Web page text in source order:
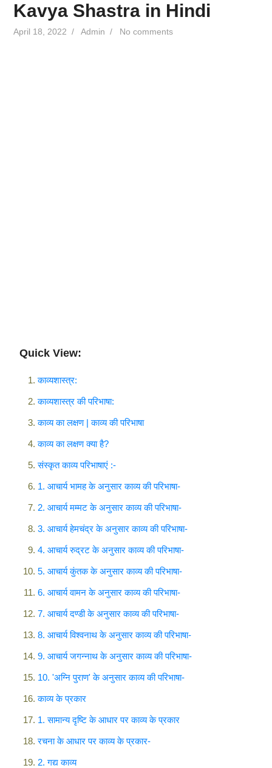
Kavya Shastra in Hindi
April 18, 2022 /Admin / No comments
Quick View:
काव्यशास्त्र:
काव्यशास्त्र की परिभाषा:
काव्य का लक्षण | काव्य की परिभाषा
काव्य का लक्षण क्या है?
संस्कृत काव्य परिभाषाएं :-
1. आचार्य भामह के अनुसार काव्य की परिभाषा-
2. आचार्य मम्मट के अनुसार काव्य की परिभाषा-
3. आचार्य हेमचंद्र के अनुसार काव्य की परिभाषा-
4. आचार्य रुद्रट के अनुसार काव्य की परिभाषा-
5. आचार्य कुंतक के अनुसार काव्य की परिभाषा-
6. आचार्य वामन के अनुसार काव्य की परिभाषा-
7. आचार्य दण्डी के अनुसार काव्य की परिभाषा-
8. आचार्य विश्वनाथ के अनुसार काव्य की परिभाषा-
9. आचार्य जगन्नाथ के अनुसार काव्य की परिभाषा-
10. 'अग्नि पुराण' के अनुसार काव्य की परिभाषा-
काव्य के प्रकार
1. सामान्य दृष्टि के आधार पर काव्य के प्रकार
रचना के आधार पर काव्य के प्रकार-
2. गद्य काव्य